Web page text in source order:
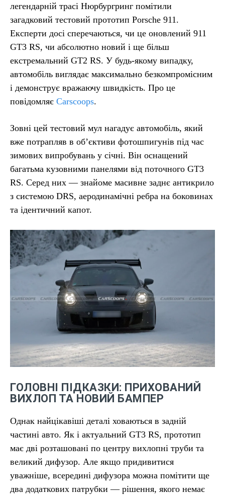
легендарній трасі Нюрбургринг помітили
загадковий тестовий прототип Porsche 911.
Експерти досі сперечаються, чи це оновлений 911
GT3 RS, чи абсолютно новий і ще більш
екстремальний GT2 RS. У будь-якому випадку,
автомобіль виглядає максимально безкомпромісним
і демонструє вражаючу швидкість. Про це
повідомляє Carscoops.
Зовні цей тестовий мул нагадує автомобіль, який
вже потрапляв в об’єктиви фотошпигунів під час
зимових випробувань у січні. Він оснащений
багатьма кузовними панелями від поточного GT3
RS. Серед них — знайоме масивне заднє антикрило
з системою DRS, аеродинамічні ребра на боковинах
та ідентичний капот.
ГОЛОВНІ ПІДКАЗКИ: ПРИХОВАНИЙ
ВИХЛОП ТА НОВИЙ БАМПЕР
Однак найцікавіші деталі ховаються в задній
частині авто. Як і актуальний GT3 RS, прототип
має дві розташовані по центру вихлопні труби та
великий дифузор. Але якщо придивитися
уважніше, всередині дифузора можна помітити ще
два додаткових патрубки — рішення, якого немає